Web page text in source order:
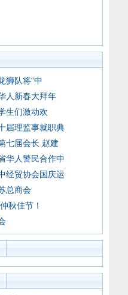
狮队将“中
人新春大拜年
生们激动欢
届理监事就职典
七届会长 赵建
华人警民合作中
经贸协会国庆运
总商会
秋佳节！